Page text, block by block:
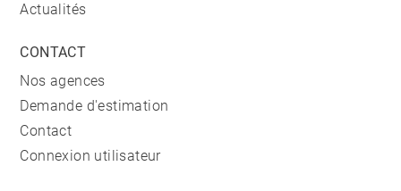
Actualités
CONTACT
Nos agences
Demande d'estimation
Contact
Connexion utilisateur